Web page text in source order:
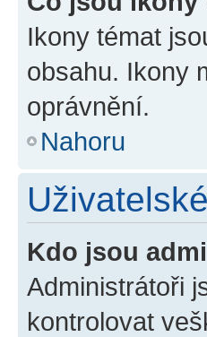
Ikony témat
obsahu. Ikony
oprávnění.
Nahoru
Kdo jsou
Administrátoři
kontrolovat